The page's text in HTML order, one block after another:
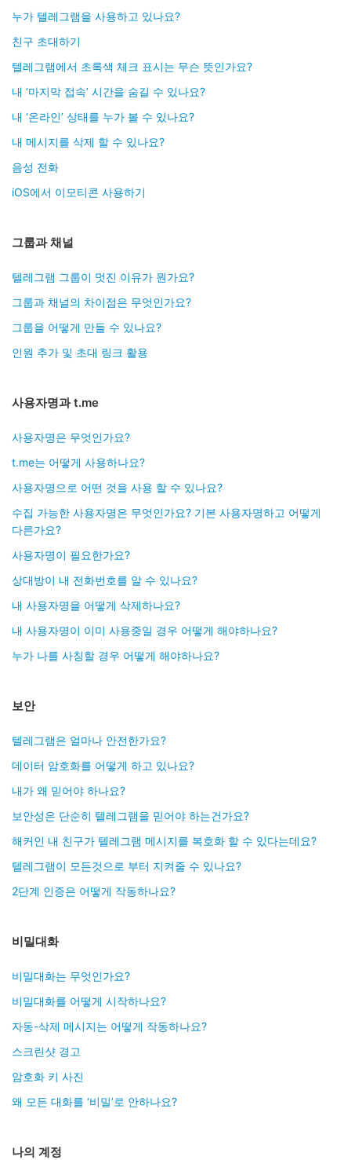
누가 텔레그램을 사용하고 있나요?
친구 초대하기
텔레그램에서 초록색 체크 표시는 무슨 뜻인가요?
내 ‘마지막 접속’ 시간을 숨길 수 있나요?
내 ‘온라인’ 상태를 누가 볼 수 있나요?
내 메시지를 삭제 할 수 있나요?
음성 전화
iOS에서 이모티콘 사용하기
그룹과 채널
텔레그램 그룹이 멋진 이유가 뭔가요?
그룹과 채널의 차이점은 무엇인가요?
그룹을 어떻게 만들 수 있나요?
인원 추가 및 초대 링크 활용
사용자명과 t.me
사용자명은 무엇인가요?
t.me는 어떻게 사용하나요?
사용자명으로 어떤 것을 사용 할 수 있나요?
수집 가능한 사용자명은 무엇인가요? 기본 사용자명하고 어떻게
다른가요?
사용자명이 필요한가요?
상대방이 내 전화번호를 알 수 있나요?
내 사용자명을 어떻게 삭제하나요?
내 사용자명이 이미 사용중일 경우 어떻게 해야하나요?
누가 나를 사칭할 경우 어떻게 해야하나요?
보안
텔레그램은 얼마나 안전한가요?
데이터 암호화를 어떻게 하고 있나요?
내가 왜 믿어야 하나요?
보안성은 단순히 텔레그램을 믿어야 하는건가요?
해커인 내 친구가 텔레그램 메시지를 복호화 할 수 있다는데요?
텔레그램이 모든것으로 부터 지켜줄 수 있나요?
2단계 인증은 어떻게 작동하나요?
비밀대화
비밀대화는 무엇인가요?
비밀대화를 어떻게 시작하나요?
자동-삭제 메시지는 어떻게 작동하나요?
스크린샷 경고
암호화 키 사진
왜 모든 대화를 ‘비밀’로 안하나요?
나의 계정